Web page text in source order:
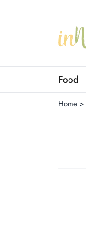
Food
Home >